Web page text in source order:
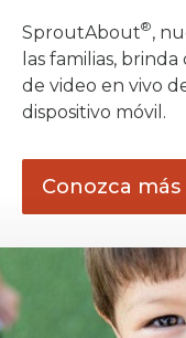
SproutAbout®,
las familias,
de video en vivo
dispositivo móvil.
Conozca más